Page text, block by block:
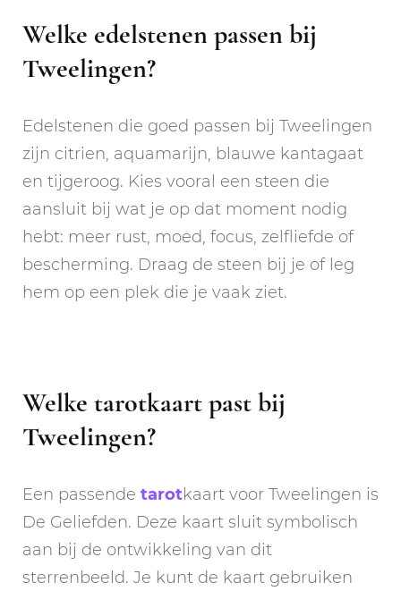
Welke edelstenen passen bij
Tweelingen?
Edelstenen die goed passen bij Tweelingen
zijn citrien, aquamarijn, blauwe kantagaat
en tijgeroog. Kies vooral een steen die
aansluit bij wat je op dat moment nodig
hebt: meer rust, moed, focus, zelfliefde of
bescherming. Draag de steen bij je of leg
hem op een plek die je vaak ziet.
Welke tarotkaart past bij
Tweelingen?
Een passende tarotkaart voor Tweelingen is
De Geliefden. Deze kaart sluit symbolisch
aan bij de ontwikkeling van dit
sterrenbeeld. Je kunt de kaart gebruiken